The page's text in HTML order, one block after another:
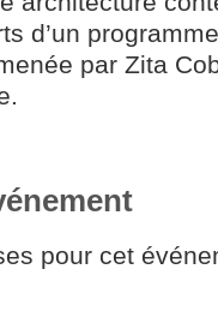
d’un
par Zita
pour cet